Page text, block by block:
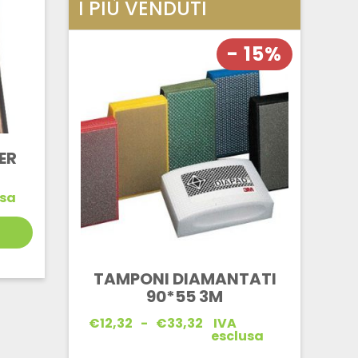
I PIÙ VENDUTI
- 15%
TAMPONI DIAMANTATI
90*55 3M
€12,32 - €33,32Fascia
di
IVA
esclusa